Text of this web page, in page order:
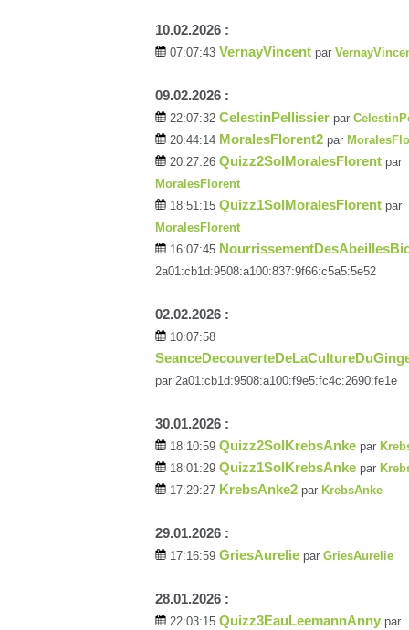
10.02.2026 :
07:07:43 VernayVincent par
09.02.2026 :
22:07:32 CelestinPellissier par
20:44:14 MoralesFlorent2 par
20:27:26 Quizz2SolMoralesFlorent par
MoralesFlorent
18:51:15 Quizz1SolMoralesFlorent par
MoralesFlorent
16:07:45
2a01:cb1d:9508:a100:837:9f66:c5a5:5e52
02.02.2026 :
10:07:58
par 2a01:cb1d:9508:a100:f9e5:fc4c:2690:fe1e
30.01.2026 :
18:10:59 Quizz2SolKrebsAnke par
18:01:29 Quizz1SolKrebsAnke par
17:29:27 KrebsAnke2 par KrebsAnke
29.01.2026 :
17:16:59 GriesAurelie par GriesAurelie
28.01.2026 :
22:03:15 Quizz3EauLeemannAnny par